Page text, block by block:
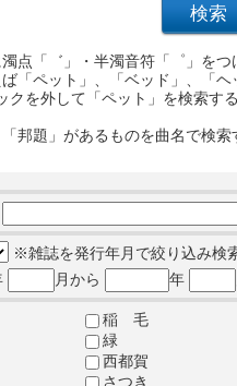
点「゛」・半濁音符「゜」を
「ペット」、「ベッド」、「
クを外して「ペット」を検索
邦題」があるものを曲名で検
※雑誌を発行年月で絞り込み検
月から 年
稲 毛
緑
西都賀
さつき